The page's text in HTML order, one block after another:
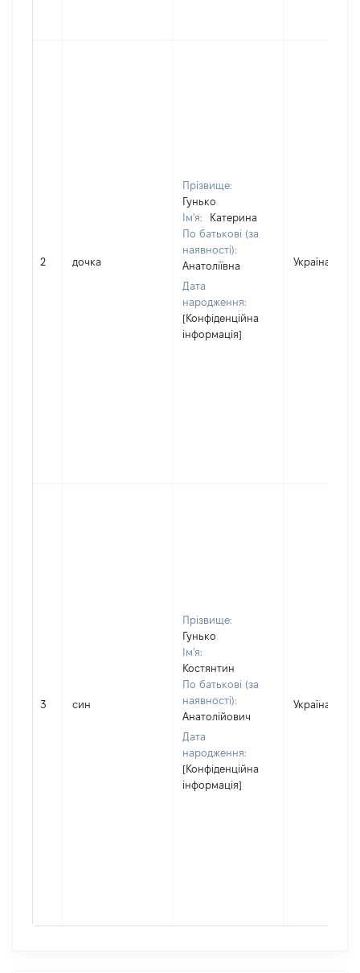
2 дочка
Прізвище:
Гунько
Ім'я:
Катерина
По батькові (за
наявності):
Анатоліївна
Дата
народження:
[Конфіденційна
інформація]
Україна
3 син
Прізвище:
Гунько
Ім'я:
Костянтин
По батькові (за
наявності):
Анатолійович
Дата
народження:
[Конфіденційна
інформація]
Україна